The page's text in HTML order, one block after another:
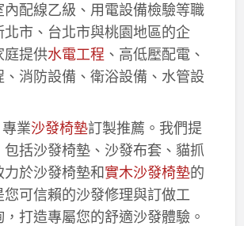
內配線乙級、用電設備檢驗等職
北市、台北市與桃園地區的企
庭提供水電工程 、高低壓配電、
、消防設備、衛浴設備、水管設
專業沙發椅墊訂製推薦。我們提
括沙發椅墊、沙發布套、貓抓
於沙發椅墊和實木沙發椅墊的
可信賴的沙發修理與訂做工
打造專屬您的舒適沙發體驗。